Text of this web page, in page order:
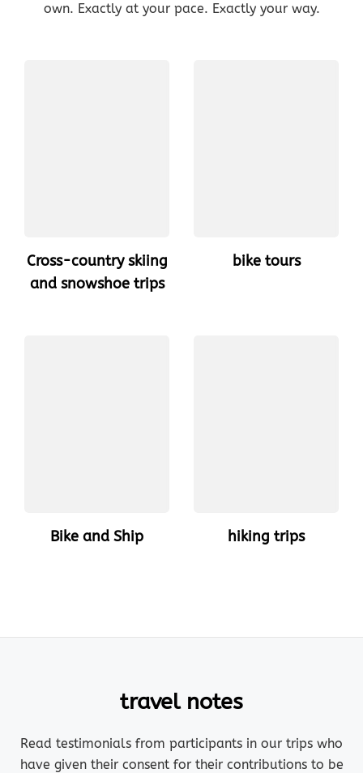
own. Exactly at your pace. Exactly your way.
Cross-country skiing
and snowshoe trips
bike tours
Bike and Ship hiking trips
travel notes
Read testimonials from participants in our trips who
have given their consent for their contributions to be